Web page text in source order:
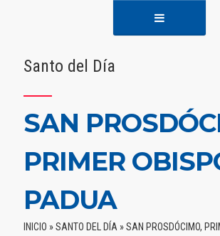
Santo del Día
SAN
PRIMER
PADUA
INICIO »SANTO DEL DÍA »SAN PROSDÓCIMO,